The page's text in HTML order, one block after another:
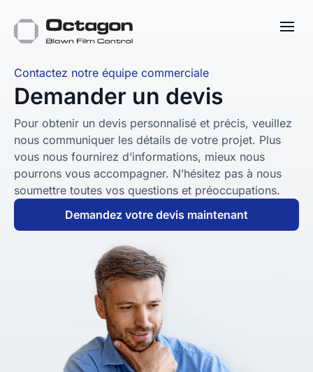
Contactez notre équipe commerciale
Demander un devis
Pour obtenir un devis personnalisé et précis, veuillez
nous communiquer les détails de votre projet. Plus
vous nous fournirez d’informations, mieux nous
pourrons vous accompagner. N’hésitez pas à nous
soumettre toutes vos questions et préoccupations.
Demandez votre devis maintenant